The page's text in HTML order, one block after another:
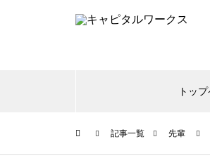
トッ
記事一覧 先輩